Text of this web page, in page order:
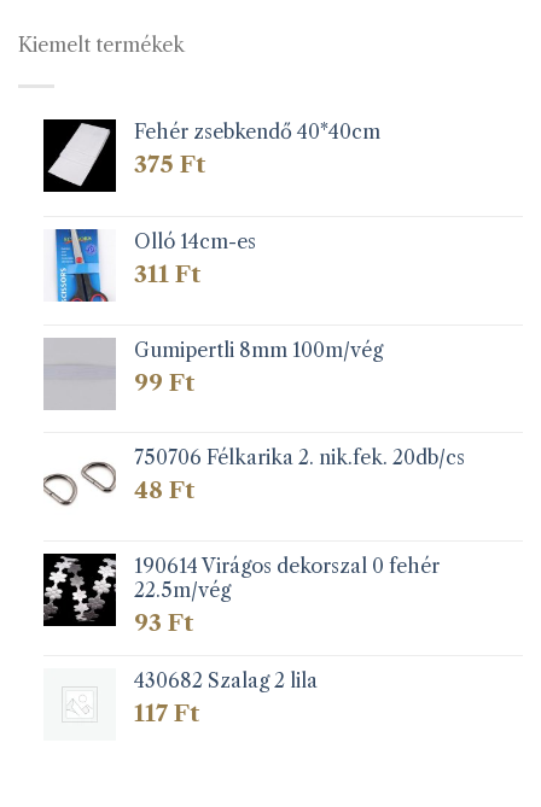
Kiemelt termékek
Fehér zsebkendő 40*40cm
375 Ft
Olló 14cm-es
311 Ft
Gumipertli 8mm 100m/vég
99 Ft
750706 Félkarika 2. nik.fek. 20db/cs
48 Ft
190614 Virágos dekorszal 0 fehér
22.5m/vég
93 Ft
430682 Szalag 2 lila
117 Ft